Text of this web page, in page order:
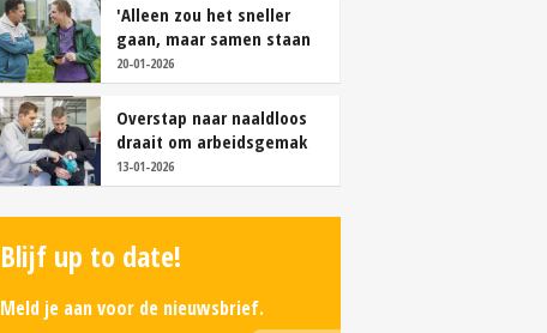
'Alleen zou het sneller
gaan, maar samen staan
we stukken sterker'
20-01-2026
Overstap naar naaldloos
draait om arbeidsgemak
en diervriendelijkheid
13-01-2026
Blijf up to date!
Meld je aan voor de nieuwsbrief.